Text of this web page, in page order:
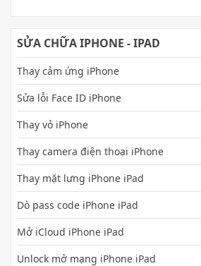
SỬA CHỮA IPHONE - IPAD
Thay cảm ứng iPhone
Sửa lỗi Face ID iPhone
Thay vỏ iPhone
Thay camera điện thoại iPhone
Thay mặt lưng iPhone iPad
Dò pass code iPhone iPad
Mở iCloud iPhone iPad
Unlock mở mạng iPhone iPad